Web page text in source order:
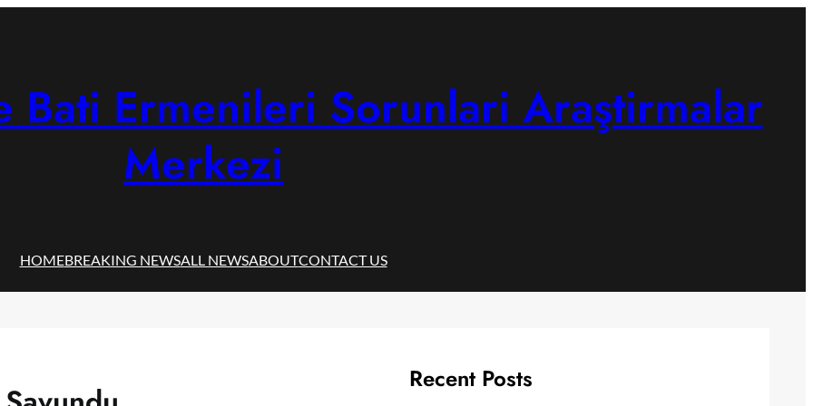
Bati Ermenileri Sorunlari Araştirmalar
Merkezi
HOMEBREAKING NEWSALL NEWSABOUTCONTACT US
Recent Posts